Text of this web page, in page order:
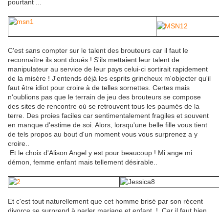
pourtant ...
C'est sans compter sur le talent des brouteurs car il faut le
reconnaître ils sont doués ! S'ils mettaient leur talent de
manipulateur au service de leur pays celui-ci sortirait rapidement
de la misère ! J'entends déjà les esprits grincheux m'objecter qu'il
faut être idiot pour croire à de telles sornettes. Certes mais
n'oublions pas que le terrain de jeu des brouteurs se compose
des sites de rencontre où se retrouvent tous les paumés de la
terre. Des proies faciles car sentimentalement fragiles et souvent
en manque d'estime de soi. Alors, lorsqu'une belle fille vous tient
de tels propos au bout d'un moment vous vous surprenez a y
croire..
Et le choix d'Alison Angel y est pour beaucoup ! Mi ange mi
démon, femme enfant mais tellement désirable..
Et c'est tout naturellement que cet homme brisé par son récent